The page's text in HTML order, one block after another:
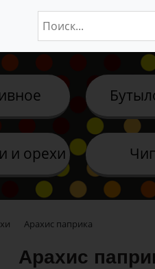
и орехи
Арахис паприка
Арахис